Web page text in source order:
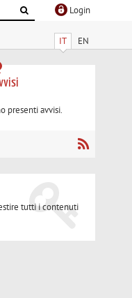
Login
IT EN
presenti avvisi.
tutti i contenuti